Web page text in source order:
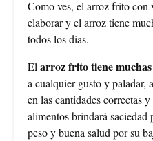
Como ves, el arroz frito con
elaborar y el arroz tiene
todos los días.
Elarroz frito tiene
a cualquier gusto y paladar,
en las cantidades correctas
alimentos brindará
peso y buena salud por su